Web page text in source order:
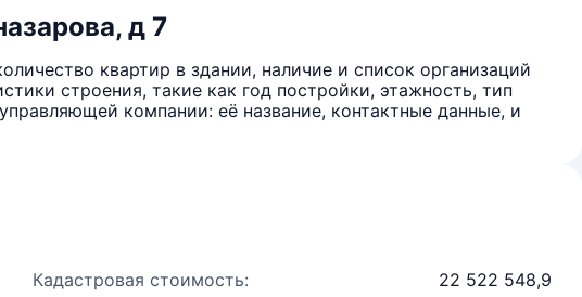
д 7
квартир в здании, наличие и список организаций
строения, такие как год постройки, этажность, тип
компании: её название, контактные данные, и
Кадастровая стоимость: 22 522 548,9